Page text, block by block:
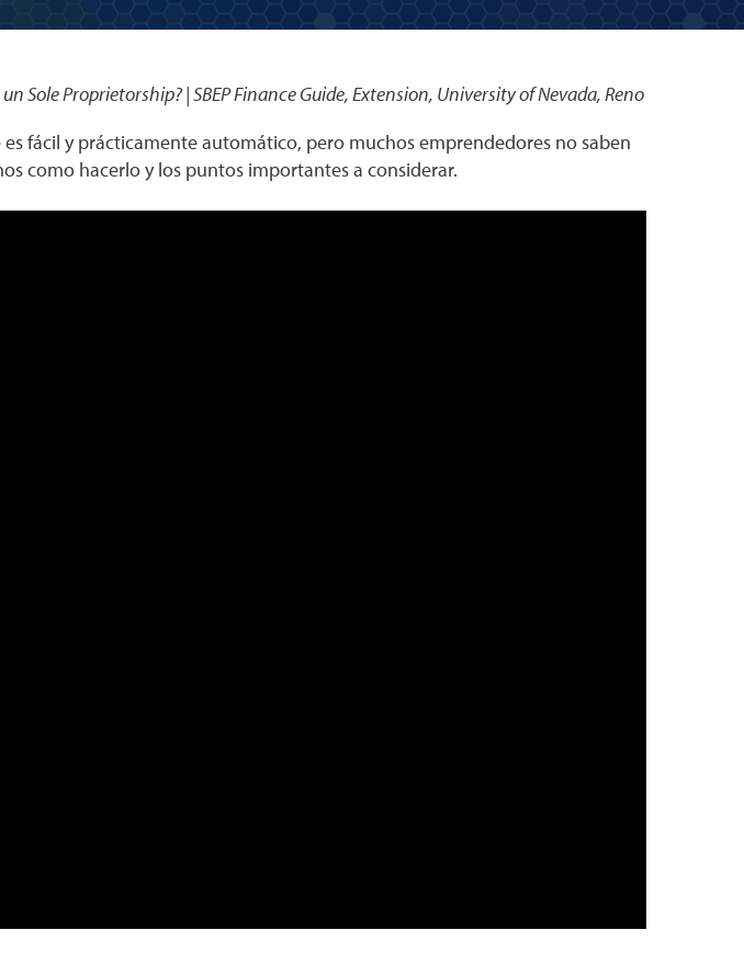
Sole Proprietorship? | SBEP Finance Guide,Extension, University of Nevada, Reno
fácil y prácticamente automático, pero muchos emprendedores no saben
como hacerlo y los puntos importantes a considerar.